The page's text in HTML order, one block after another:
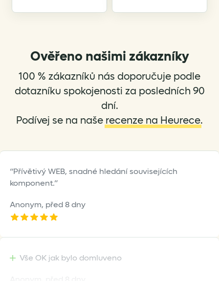
multiple
options
may
be
chosen
on
product
Ověřeno našimi zákazníky
100 % zákazníků nás doporučuje podle
dotazníku spokojenosti za posledních 90
dní.
Podívej se na naše recenze na Heurece.
Přívětivý WEB, snadné hledání souvisejících
komponent.
Anonym, před 8 dny
Vše OK jak bylo domluveno